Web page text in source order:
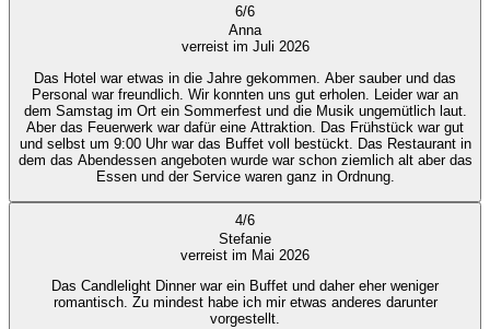
6/6
Anna
verreist im Juli 2026
Das Hotel war etwas in die Jahre gekommen. Aber sauber und das
Personal war freundlich. Wir konnten uns gut erholen. Leider war an
dem Samstag im Ort ein Sommerfest und die Musik ungemütlich laut.
Aber das Feuerwerk war dafür eine Attraktion. Das Frühstück war gut
und selbst um 9:00 Uhr war das Buffet voll bestückt. Das Restaurant in
dem das Abendessen angeboten wurde war schon ziemlich alt aber das
Essen und der Service waren ganz in Ordnung.
4/6
Stefanie
verreist im Mai 2026
Das Candlelight Dinner war ein Buffet und daher eher weniger
romantisch. Zu mindest habe ich mir etwas anderes darunter
vorgestellt.